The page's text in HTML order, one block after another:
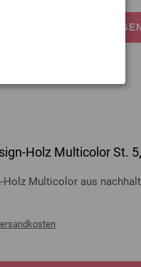
IN DEN
Holz Multicolor St.
Multicolor aus